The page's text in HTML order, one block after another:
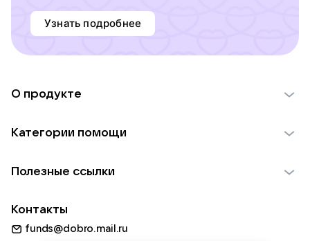
Узнать подробнее
О продукте
Использование материалов
Для НКО
Партнерам
Категории помощи
Пожилым
Животным
Полезные ссылки
Контакты
funds@dobro.mail.ru